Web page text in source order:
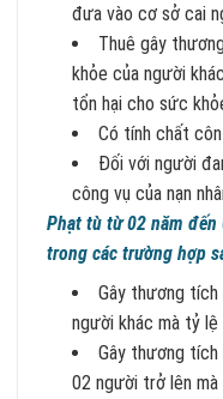
đưa vào cơ sở cai
Thuê gây
khỏe của người
tổn hại cho sức
Có tính chất
Đối với người
công vụ của nạn
Phạt tù từ 02 năm
trong các trường hợp
Gây thương
người khác mà tỷ
Gây thương
02 người trở lên